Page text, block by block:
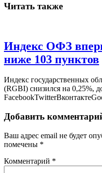
Читать также
Индекс ОФЗ
ниже 103 пунктов
Индекс государственных
(RGBI) снизился на 0,25%,
Добавить
Ваш адрес email не будет
помечены *
Комментарий *